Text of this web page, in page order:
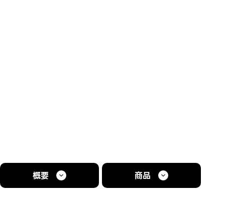
概要 商品